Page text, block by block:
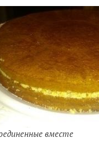
вместе